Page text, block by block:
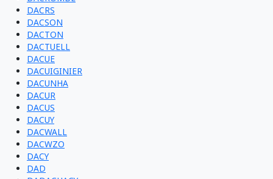
DACRS
DACSON
DACTON
DACTUELL
DACUE
DACUIGINIER
DACUNHA
DACUR
DACUS
DACUY
DACWALL
DACWZO
DACY
DAD